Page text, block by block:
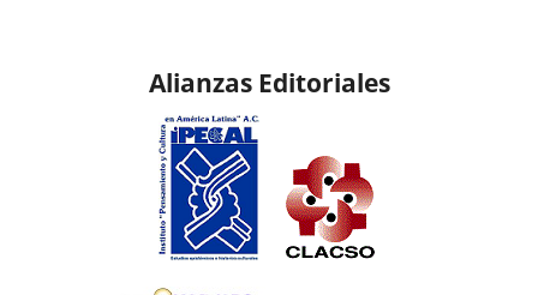
Alianzas Editoriales